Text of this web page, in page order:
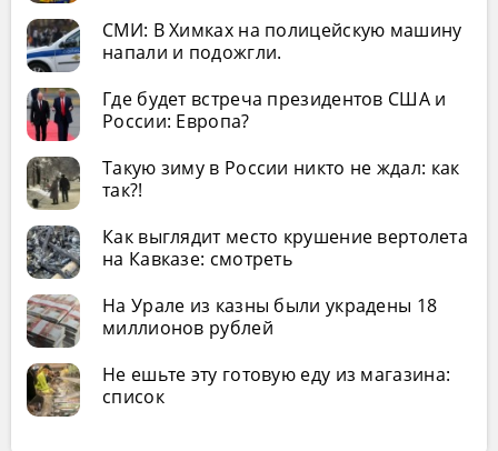
СМИ: В Химках на полицейскую машину
напали и подожгли.
Где будет встреча президентов США и
России: Европа?
Такую зиму в России никто не ждал: как
так?!
Как выглядит место крушение вертолета
на Кавказе: смотреть
На Урале из казны были украдены 18
миллионов рублей
Не ешьте эту готовую еду из магазина:
список